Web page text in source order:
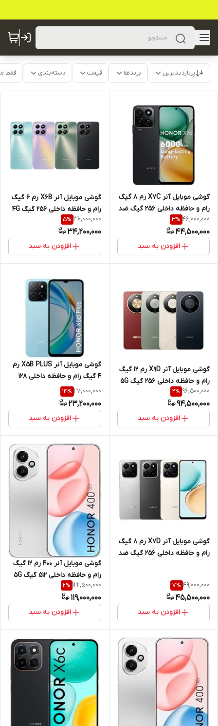
پربازدیدترین برندها قیمت دسته‌بندی فقط
گوشی موبایل آنر X7C رم 8 گیگ
رام و حافظه داخلی 256 گیگ ضد
آب 4G
46,000,000
3%
44,500,000
افزودن به سبد
گوشی موبایل آنر X6B رم 6 گیگ
رام و حافظه داخلی 256 گیگ 4G
36,000,000
5%
34,200,000
افزودن به سبد
گوشی موبایل آنر X9D رم 12 گیگ
رام و حافظه داخلی 256 گیگ 5G
96,500,000
2%
94,500,000
افزودن به سبد
گوشی موبایل آنر X5B PLUS رم
4 گیگ رام و حافظه داخلی 128
27,000,000
14%
23,200,000
افزودن به سبد
گوشی موبایل آنر X7D رم 8 گیگ
رام و حافظه داخلی 256 گیگ ضد
49,000,000
7%
45,500,000
افزودن به سبد
گوشی موبایل آنر 400 رم 12 گیگ
رام و حافظه داخلی 512 گیگ 5G
122,500,000
2%
119,000,000
افزودن به سبد